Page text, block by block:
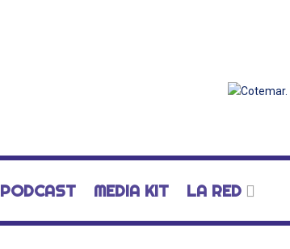
PODCAST MEDIA KIT LA RED